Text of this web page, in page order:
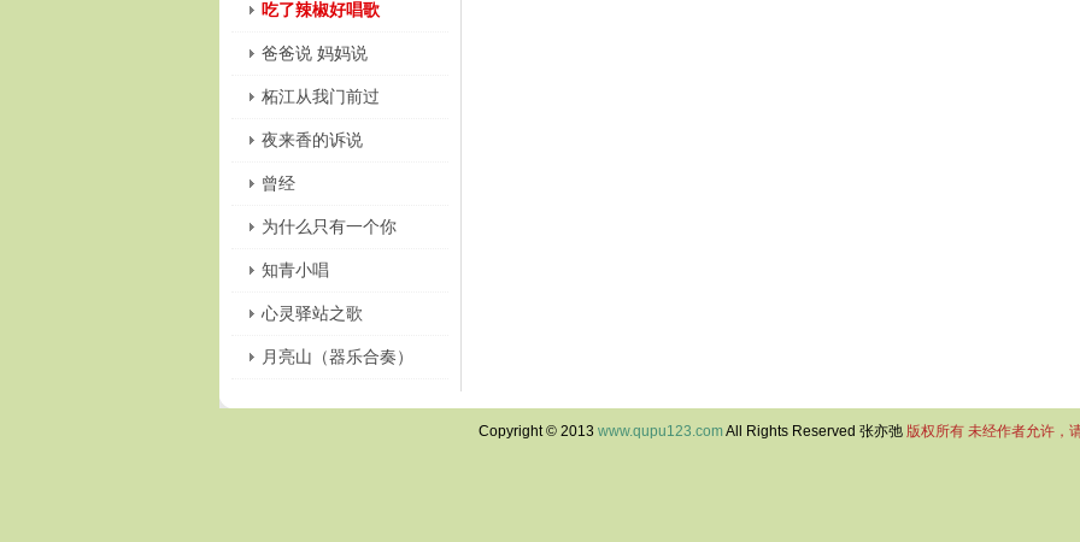
吃了辣椒好唱歌
爸爸说 妈妈说
柘江从我门前过
夜来香的诉说
曾经
为什么只有一个你
知青小唱
心灵驿站之歌
月亮山（器乐合奏）
Copyright © 2013 www.qupu123.comAll Rights Reserved 张亦弛 版权所有 未经作者允许，